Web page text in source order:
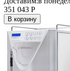
351 043 Р
В корзину